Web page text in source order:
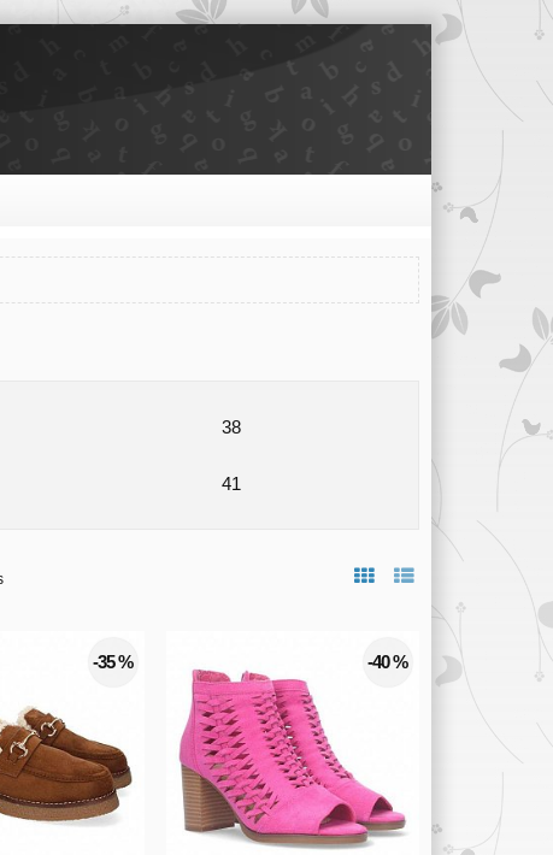
38
41
-35 % -40 %